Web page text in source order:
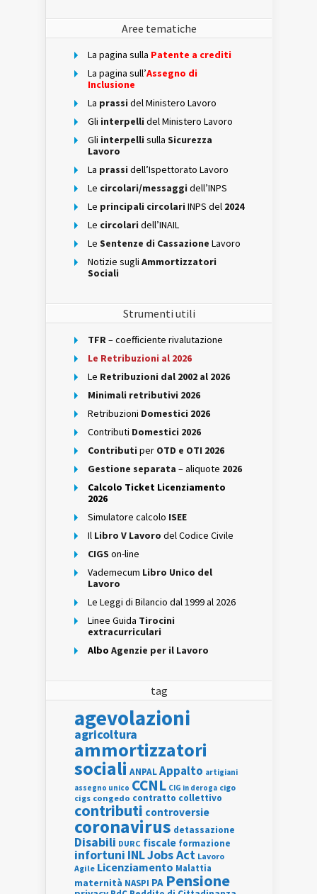
Aree tematiche
La pagina sulla Patente a crediti
La pagina sull’Assegno di
Inclusione
La prassi del Ministero Lavoro
Gli interpelli del Ministero Lavoro
Gli interpelli sulla Sicurezza
Lavoro
La prassi dell’Ispettorato Lavoro
Le circolari/messaggi dell’INPS
Le principali circolari INPS del 2024
Le circolari dell’INAIL
Le Sentenze di Cassazione Lavoro
Notizie sugli Ammortizzatori
Sociali
Strumenti utili
TFR– coefficiente rivalutazione
Le Retribuzioni al 2026
Le Retribuzioni dal 2002 al 2026
Minimali retributivi 2026
Retribuzioni Domestici 2026
Contributi Domestici 2026
Contributi per OTD e OTI 2026
Gestione separata – aliquote 2026
Calcolo Ticket Licenziamento
2026
Simulatore calcolo ISEE
Il Libro V Lavoro del Codice Civile
CIGS on-line
Vademecum Libro Unico del
Lavoro
Le Leggi di Bilancio dal 1999 al 2026
Linee Guida Tirocini
extracurriculari
Albo Agenzie per il Lavoro
tag
agevolazioni
agricoltura
ammortizzatori
sociali ANPALAppalto artigiani
assegno unico CCNL CIG in deroga cigo
cigs congedo contratto collettivo
contributi controversie
coronavirus detassazione
Disabili DURC fiscale formazione
infortuni INLJobs Act Lavoro
Agile Licenziamento Malattia
maternità NASPI PA Pensione